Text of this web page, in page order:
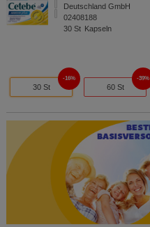
Deutschland GmbH
02408188
30 St Kapseln
30 St
16%
60 St
39%